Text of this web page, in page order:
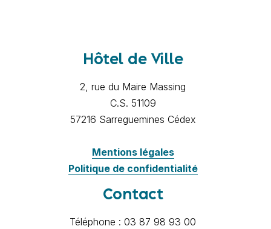
Hôtel de Ville
2, rue du Maire Massing
C.S. 51109
57216 Sarreguemines Cédex
Mentions légales
Politique de confidentialité
Contact
Téléphone : 03 87 98 93 00